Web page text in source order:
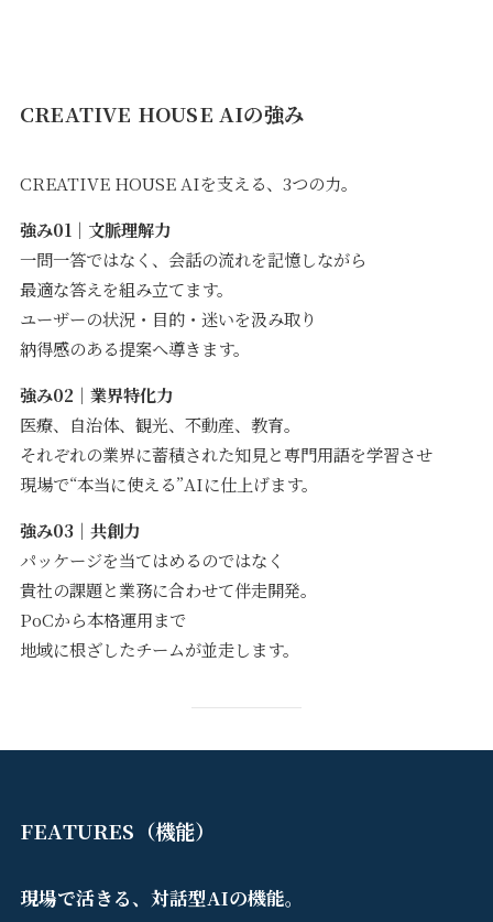
CREATIVE HOUSE AIの強み
CREATIVE HOUSE AIを支える、3つの力。
強み01｜文脈理解力
一問一答ではなく、会話の流れを記憶しながら
最適な答えを組み立てます。
ユーザーの状況・目的・迷いを汲み取り
納得感のある提案へ導きます。
強み02｜業界特化力
医療、自治体、観光、不動産、教育。
それぞれの業界に蓄積された知見と専門用語を学習させ
現場で“本当に使える”AIに仕上げます。
強み03｜共創力
パッケージを当てはめるのではなく
貴社の課題と業務に合わせて伴走開発。
PoCから本格運用まで
地域に根ざしたチームが並走します。
FEATURES（機能）
現場で活きる、対話型AIの機能。